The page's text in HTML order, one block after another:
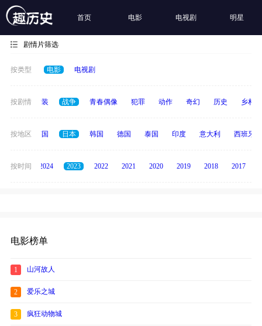
首页 电影 电视剧 明星
剧情片筛选
按类型 电影 电视剧
按剧情
惊悚 古装 战争 青春偶像 犯罪 动作 奇幻 历史 乡村
按地区
法国 英国 日本 韩国 德国 泰国 印度 意大利 西班牙
按时间
2025 2024 2023 2022 2021 2020 2019 2018 2017
电影榜单
1 山河故人
2 爱乐之城
3 疯狂动物城